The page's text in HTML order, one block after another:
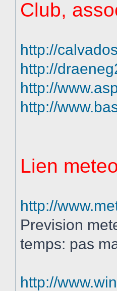
Club,
http://
http://
http://
http://
Lien
http://
Prevision
temps: pas
http://